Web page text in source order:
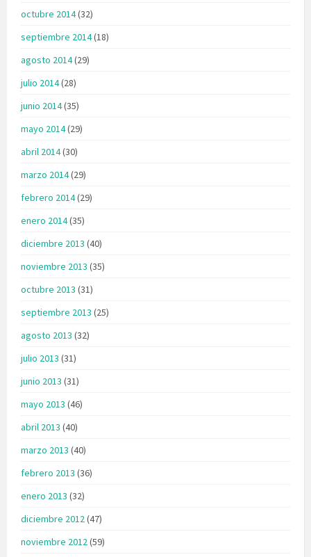
octubre 2014(32)
septiembre 2014(18)
agosto 2014(29)
julio 2014(28)
junio 2014(35)
mayo 2014(29)
abril 2014(30)
marzo 2014(29)
febrero 2014(29)
enero 2014(35)
diciembre 2013 (40)
noviembre 2013 (35)
octubre 2013 (31)
septiembre 2013 (25)
agosto 2013 (32)
julio 2013 (31)
junio 2013 (31)
mayo 2013 (46)
abril 2013 (40)
marzo 2013 (40)
febrero 2013 (36)
enero 2013 (32)
diciembre 2012(47)
noviembre 2012(59)